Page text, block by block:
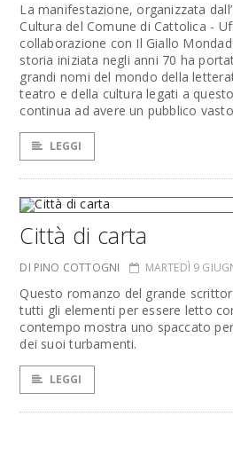
La manifestazione, organizzata
Cultura del Comune di Cattolica -
collaborazione con Il Giallo
storia iniziata negli anni 70 ha
grandi nomi del mondo della
teatro e della cultura legati a
continua ad avere un pubblico
LEGGI
Città di carta
DI PINO COTTOGNI MARTEDÌ 9
Questo romanzo del grande
tutti gli elementi per essere letto
contempo mostra uno spaccato
dei suoi turbamenti.
LEGGI